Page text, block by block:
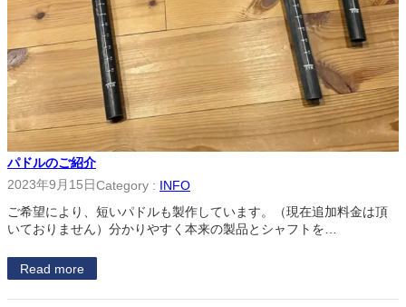
パドルのご紹介
2023年9月15日Category : INFO
ご希望により、短いパドルも製作しています。（現在追加料金は頂
いておりません）分かりやすく本来の製品とシャフトを…
Read more